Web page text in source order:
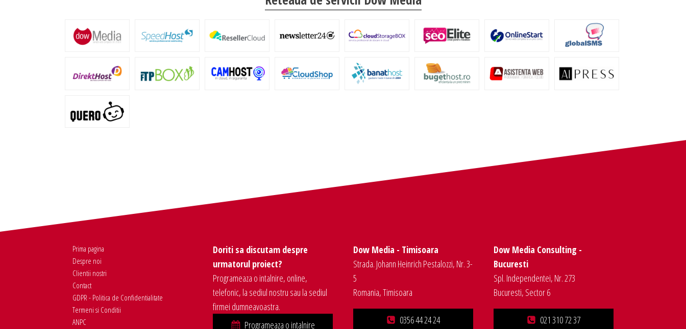
Prima pagina
Despre noi
Clientii nostri
Contact
GDPR - Politica de Confidentialitate
Termeni si Conditii
ANPC
Doriti sa discutam despre
urmatorul proiect?
Programeaza o intalnire, online,
telefonic, la sediul nostru sau la sediul
firmei dumneavoastra.
Programeaza o intalnire
Dow Media - Timisoara
Strada. Johann Heinrich Pestalozzi, Nr. 3-
5
Romania, Timisoara
0356 44 24 24
Dow Media Consulting -
Bucuresti
Spl. Independentei, Nr. 273
Bucuresti, Sector 6
021 310 72 37